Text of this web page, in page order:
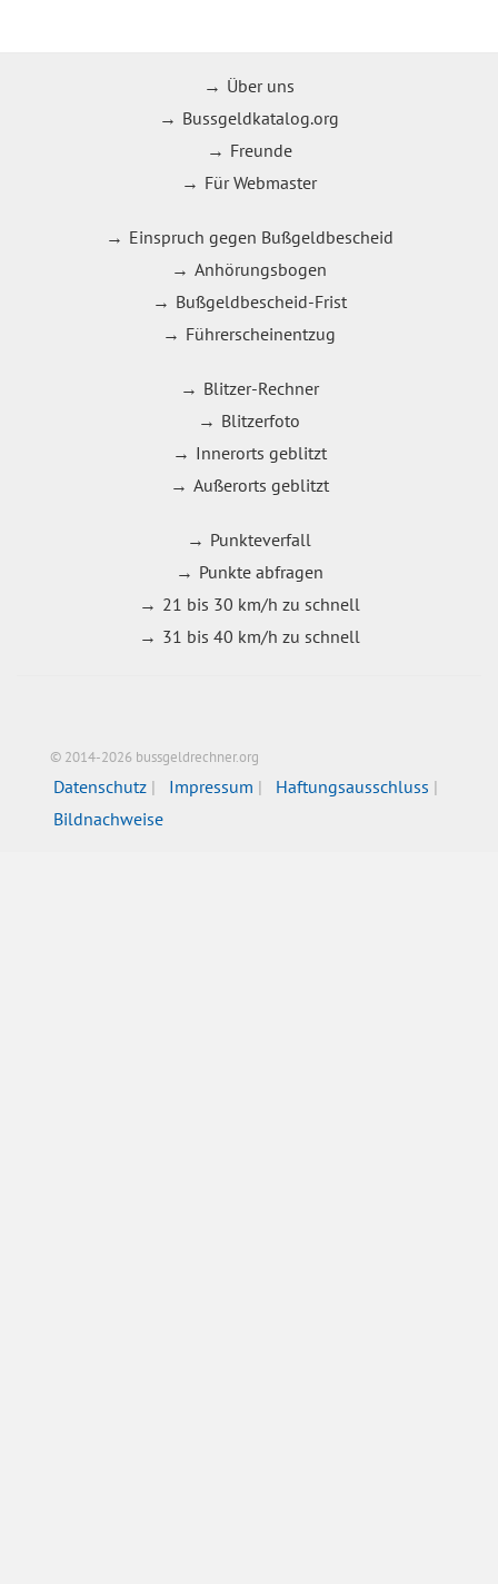
Über uns
Bussgeldkatalog.org
Freunde
Für Webmaster
Einspruch gegen Bußgeldbescheid
Anhörungsbogen
Bußgeldbescheid-Frist
Führerscheinentzug
Blitzer-Rechner
Blitzerfoto
Innerorts geblitzt
Außerorts geblitzt
Punkteverfall
Punkte abfragen
21 bis 30 km/h zu schnell
31 bis 40 km/h zu schnell
© 2014-2026 bussgeldrechner.org
Datenschutz Impressum
Haftungsausschluss
Bildnachweise